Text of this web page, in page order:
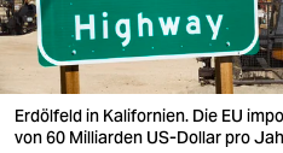
veranstaltungen
shop
fragen & hilfe
Erdölfeld in Kalifornien. Die EU
von 60 Milliarden US-Dollar pro